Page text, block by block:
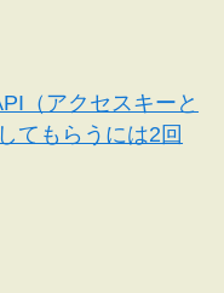
（アクセスキーと
てもらうには2回